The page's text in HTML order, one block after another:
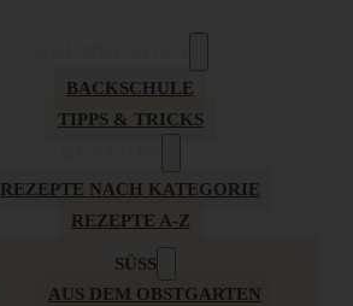
BACKSCHULE
TIPPS & TRICKS
REZEPTE NACH KATEGORIE
REZEPTE A-Z
SÜSS
AUS DEM OBSTGARTEN